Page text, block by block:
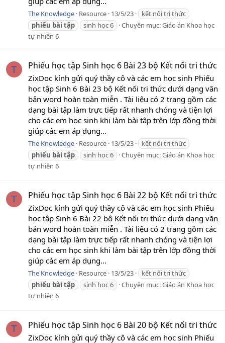
The Knowledge Resource 13/5/23
kết nối tri thức
phiếu bài tập sinh học 6 Chuyên mục:Giáo án Khoa học
tự nhiên 6
T Phiếu học tập Sinh học 6 Bài 23 bộ Kết nối tri thức
ZixDoc kính gửi quý thầy cô và các em học sinh Phiếu
học tập Sinh 6 Bài 23 bộ Kết nối tri thức dưới dạng văn
bản word hoàn toàn miễn . Tài liệu có 2 trang gồm các
dạng bài tập làm trực tiếp rất nhanh chóng và tiện lợi
cho các em học sinh khi làm bài tập trên lớp đồng thời
giúp các em áp dụng...
The Knowledge Resource 13/5/23
kết nối tri thức
phiếu bài tập sinh học 6 Chuyên mục:Giáo án Khoa học
tự nhiên 6
T Phiếu học tập Sinh học 6 Bài 22 bộ Kết nối tri thức
ZixDoc kính gửi quý thầy cô và các em học sinh Phiếu
học tập Sinh 6 Bài 22 bộ Kết nối tri thức dưới dạng văn
bản word hoàn toàn miễn . Tài liệu có 2 trang gồm các
dạng bài tập làm trực tiếp rất nhanh chóng và tiện lợi
cho các em học sinh khi làm bài tập trên lớp đồng thời
giúp các em áp dụng...
The Knowledge Resource 13/5/23
kết nối tri thức
phiếu bài tập sinh học 6 Chuyên mục:Giáo án Khoa học
tự nhiên 6
T Phiếu học tập Sinh học 6 Bài 20 bộ Kết nối tri thức
ZixDoc kính gửi quý thầy cô và các em học sinh Phiếu